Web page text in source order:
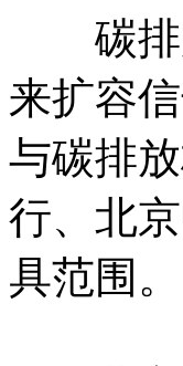
碳排放
来扩容
与碳排
行、北
具范围。